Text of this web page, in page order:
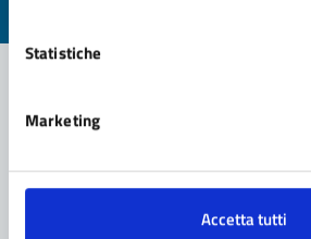
Statistiche
Marketing
Accetta tutti
Contatta il comune
Leggi le domande frequenti
Richiedi assistenza